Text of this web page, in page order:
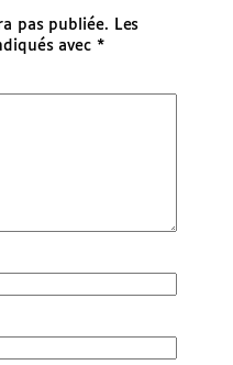
pas publiée.
Les
avec *